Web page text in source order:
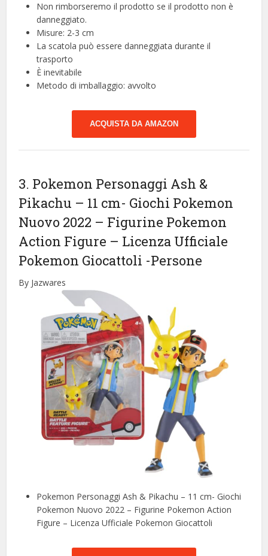
Non rimborseremo il prodotto se il prodotto non è
danneggiato.
Misure: 2-3 cm
La scatola può essere danneggiata durante il
trasporto
È inevitabile
Metodo di imballaggio: avvolto
ACQUISTA DA AMAZON
3. Pokemon Personaggi Ash &
Pikachu – 11 cm- Giochi Pokemon
Nuovo 2022 – Figurine Pokemon
Action Figure – Licenza Ufficiale
Pokemon Giocattoli -Persone
By Jazwares
Pokemon Personaggi Ash & Pikachu – 11 cm- Giochi
Pokemon Nuovo 2022 – Figurine Pokemon Action
Figure – Licenza Ufficiale Pokemon Giocattoli